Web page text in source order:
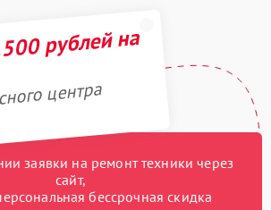
рублей на
центра
заявки на ремонт техники через
сайт,
бессрочная скидка